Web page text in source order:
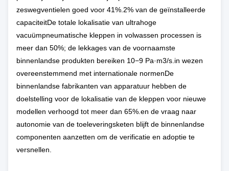
zeswegventielen goed voor 41%.2% van de geïnstalleerde
capaciteitDe totale lokalisatie van ultrahoge
vacuümpneumatische kleppen in volwassen processen is
meer dan 50%; de lekkages van de voornaamste
binnenlandse produkten bereiken 10−9 Pa·m3/s.in wezen
overeenstemmend met internationale normenDe
binnenlandse fabrikanten van apparatuur hebben de
doelstelling voor de lokalisatie van de kleppen voor nieuwe
modellen verhoogd tot meer dan 65%.en de vraag naar
autonomie van de toeleveringsketen blijft de binnenlandse
componenten aanzetten om de verificatie en adoptie te
versnellen.